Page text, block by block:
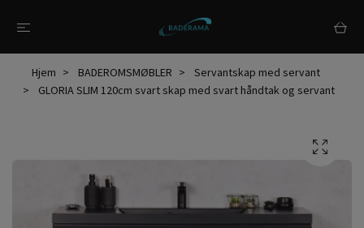
Hjem BADEROMSMØBLER
Servantskap med servant
GLORIA SLIM 120cm svart skap med svart håndtak og servant